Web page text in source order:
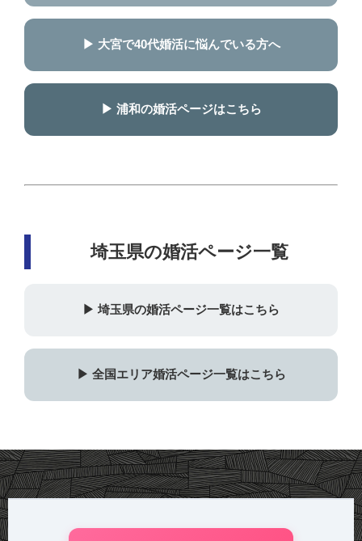
▶ 大宮で40代婚活に悩んでいる方へ
▶ 浦和の婚活ページはこちら
埼玉県の婚活ページ一覧
▶ 埼玉県の婚活ページ一覧はこちら
▶ 全国エリア婚活ページ一覧はこちら